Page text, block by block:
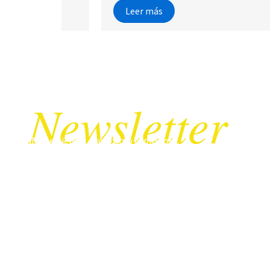
Leer más
Newsletter
¡No te pierdas el próximo capítulo!